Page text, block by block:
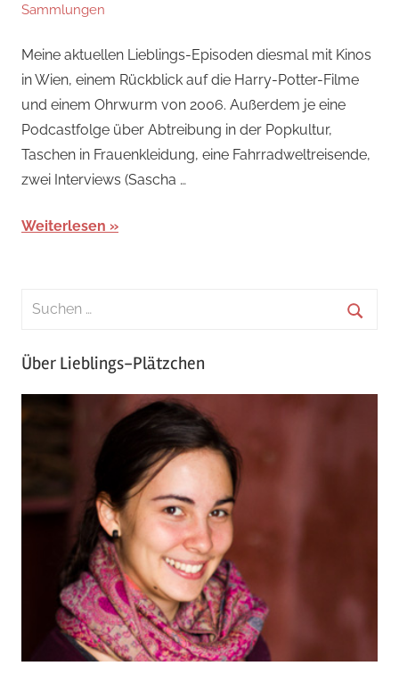
Sammlungen
Meine aktuellen Lieblings-Episoden diesmal mit Kinos
in Wien, einem Rückblick auf die Harry-Potter-Filme
und einem Ohrwurm von 2006. Außerdem je eine
Podcastfolge über Abtreibung in der Popkultur,
Taschen in Frauenkleidung, eine Fahrradweltreisende,
zwei Interviews (Sascha …
Weiterlesen
Über Lieblings-Plätzchen